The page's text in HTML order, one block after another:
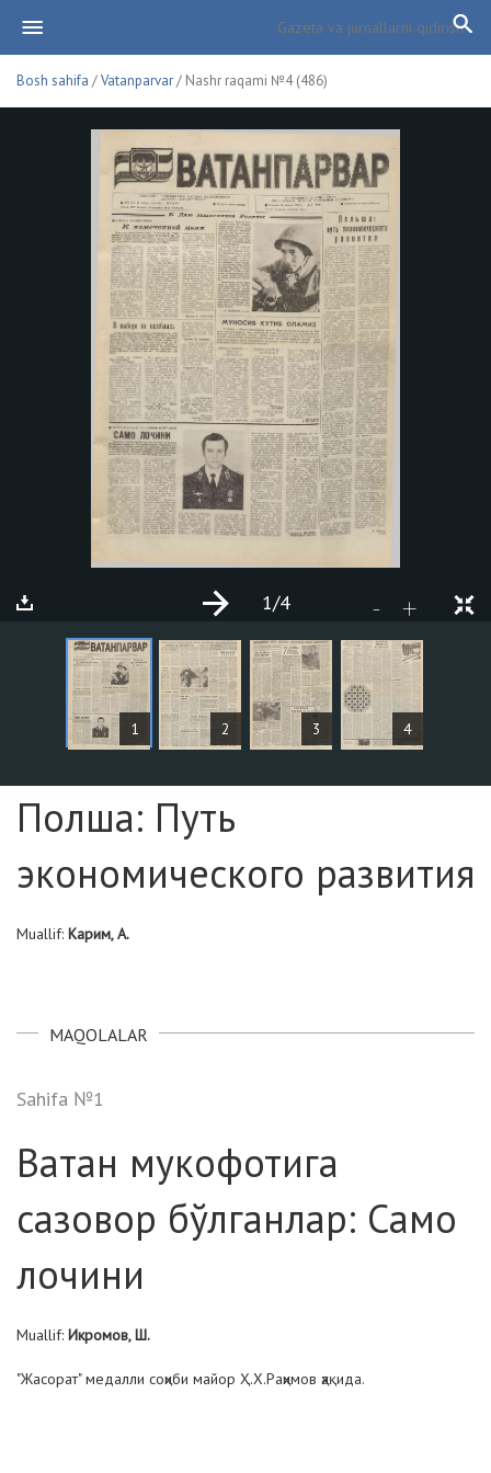
Bosh sahifa /Vatanparvar/ Nashr raqami №4 (486)
1 2 3 4
- +
1/4
MAQOLALAR
Sahifa №1
Полша: Путь
экономического развития
Muallif: Карим, А.
MAQOLALAR
Sahifa №1
Ватан мукофотига
сазовор бўлганлар: Само
лочини
Muallif: Икромов, Ш.
"Жасорат" медалли соҳиби майор Ҳ.Х.Раҳимов ҳақида.